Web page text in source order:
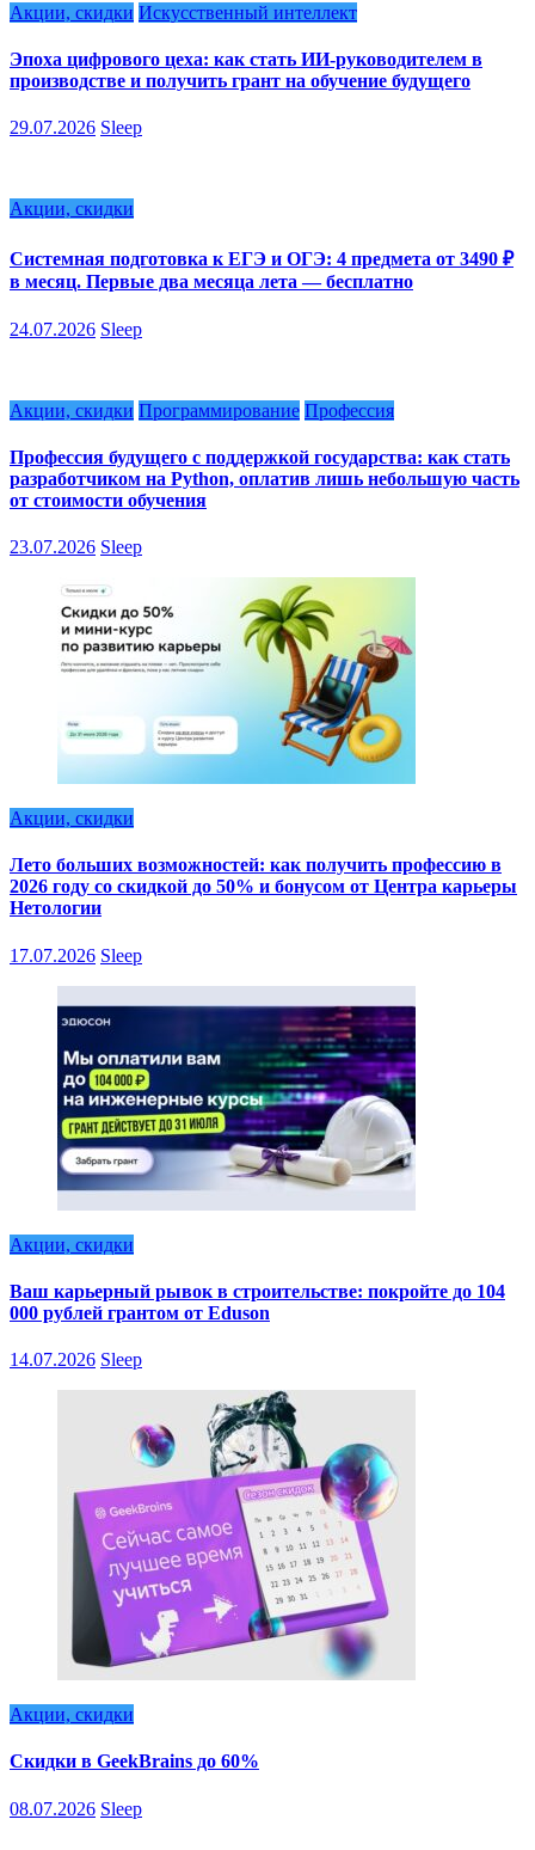
Акции, скидки Искусственный интеллект
Эпоха цифрового цеха: как стать ИИ-руководителем в
производстве и получить грант на обучение будущего
29.07.2026 Sleep
Акции, скидки
Системная подготовка к ЕГЭ и ОГЭ: 4 предмета от 3490 ₽
в месяц. Первые два месяца лета — бесплатно
24.07.2026 Sleep
Акции, скидки Программирование Профессия
Профессия будущего с поддержкой государства: как стать
разработчиком на Python, оплатив лишь небольшую часть
от стоимости обучения
23.07.2026 Sleep
Акции, скидки
Лето больших возможностей: как получить профессию в
2026 году со скидкой до 50% и бонусом от Центра карьеры
Нетологии
17.07.2026 Sleep
Акции, скидки
Ваш карьерный рывок в строительстве: покройте до 104
000 рублей грантом от Eduson
14.07.2026 Sleep
Акции, скидки
Скидки в GeekBrains до 60%
08.07.2026 Sleep